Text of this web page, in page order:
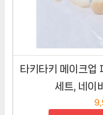
타키타키 메이크업
세트, 네이